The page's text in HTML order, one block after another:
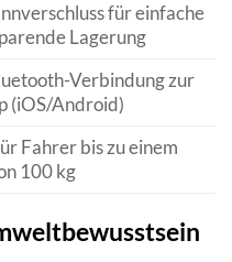
für einfache
Lagerung
Verbindung zur
(iOS/Android)
Fahrer bis zu einem
100 kg